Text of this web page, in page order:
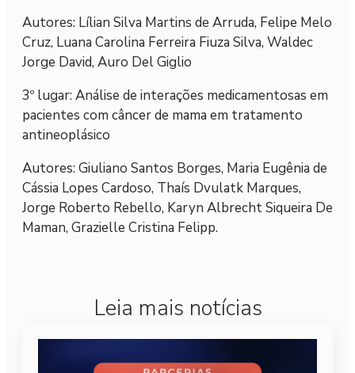
Autores: Lílian Silva Martins de Arruda, Felipe Melo
Cruz, Luana Carolina Ferreira Fiuza Silva, Waldec
Jorge David, Auro Del Giglio
3º lugar: Análise de interações medicamentosas em
pacientes com câncer de mama em tratamento
antineoplásico
Autores: Giuliano Santos Borges, Maria Eugênia de
Cássia Lopes Cardoso, Thaís Dvulatk Marques,
Jorge Roberto Rebello, Karyn Albrecht Siqueira De
Maman, Grazielle Cristina Felipp.
Leia mais notícias